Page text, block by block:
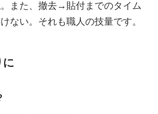
また、撤去→貼付までのタイム
ない。それも職人の技量です。
に